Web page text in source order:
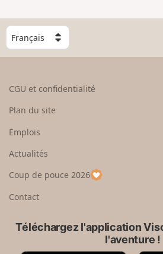
C
h
o
e
u
p
a
CGU et confidentialité
Plan du site
Emplois
Actualités
Coup de pouce 2026
Contact
Téléchargez l'application
l'aventure !